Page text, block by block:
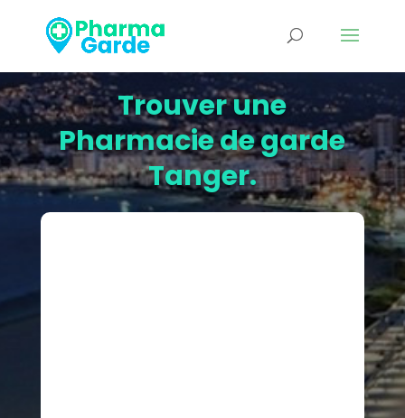
Trouver une
Pharmacie de garde
Tanger.